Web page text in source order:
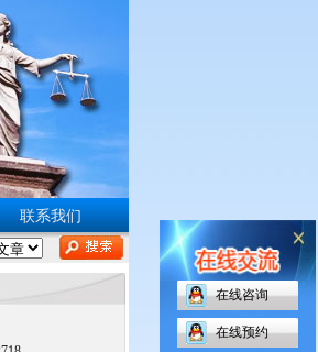
联系我们
在线咨询
在线预约